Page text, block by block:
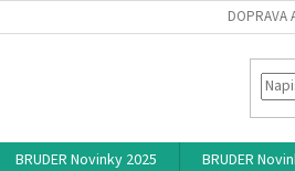
DOPRAVA
BRUDER Novinky 2025 BRUDER